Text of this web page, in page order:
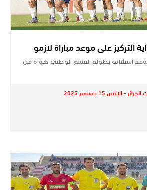
التركيز على موعد مباراة لازمو
استئناف بطولة القسم الوطني هواة من